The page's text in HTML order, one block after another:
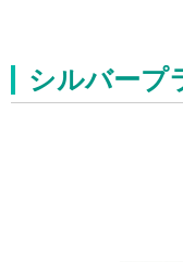
シルバープ